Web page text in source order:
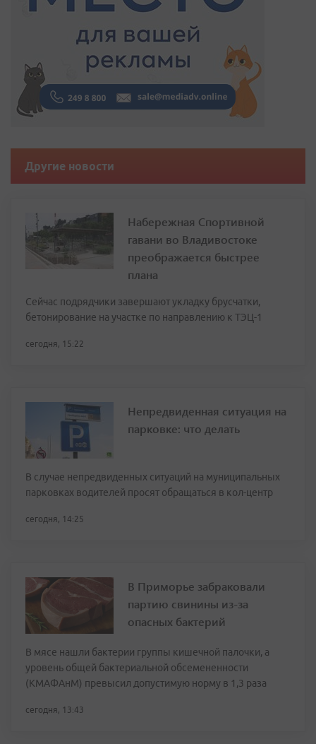
Другие новости
Набережная Спортивной
гавани во Владивостоке
преображается быстрее
плана
Сейчас подрядчики завершают укладку брусчатки,
бетонирование на участке по направлению к ТЭЦ-1
сегодня, 15:22
Непредвиденная ситуация на
парковке: что делать
В случае непредвиденных ситуаций на муниципальных
парковках водителей просят обращаться в кол-центр
сегодня, 14:25
В Приморье забраковали
партию свинины из-за
опасных бактерий
В мясе нашли бактерии группы кишечной палочки, а
уровень общей бактериальной обсемененности
(КМАФАнМ) превысил допустимую норму в 1,3 раза
сегодня, 13:43